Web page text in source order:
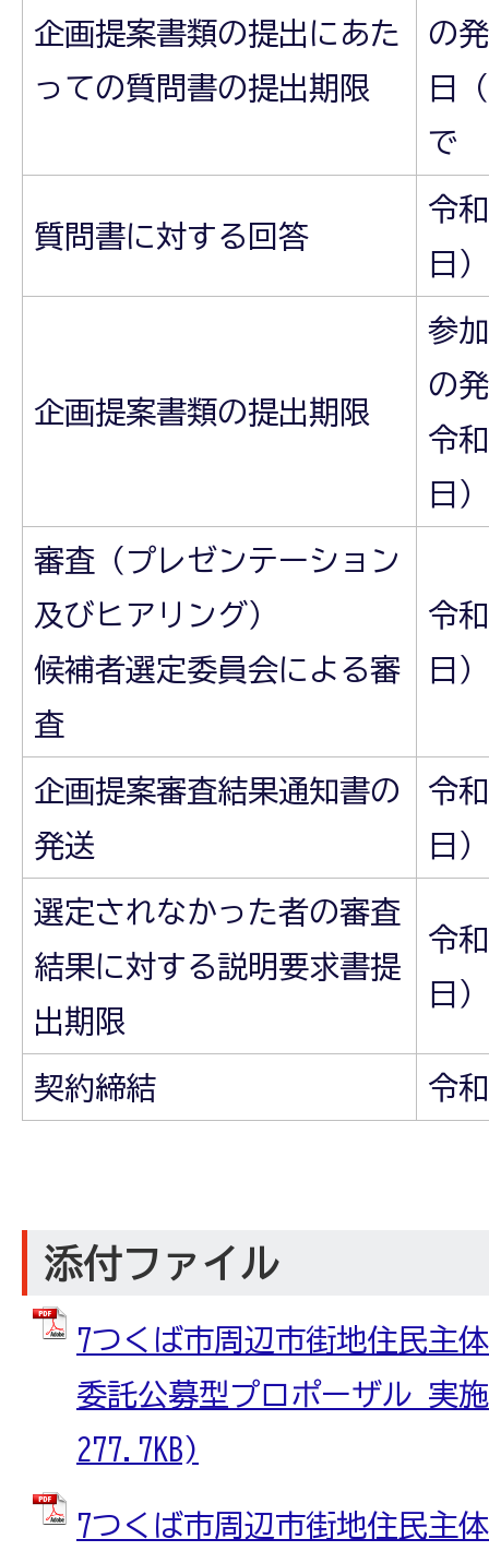
企画提案書類の提出にあた
っての質問書の提出期限
の
日
で
質問書に対する回答
令
日
企画提案書類の提出期限
参
の
令
日
審査（プレゼンテーション
及びヒアリング）
候補者選定委員会による審
査
令
日）
企画提案審査結果通知書の
発送
令
日
選定されなかった者の審査
結果に対する説明要求書提
出期限
令
日
契約締結 令
添付ファイル
7つくば市周辺市街地住民主
委託公募型プロポーザル 実
277.7KB)
7つくば市周辺市街地住民主